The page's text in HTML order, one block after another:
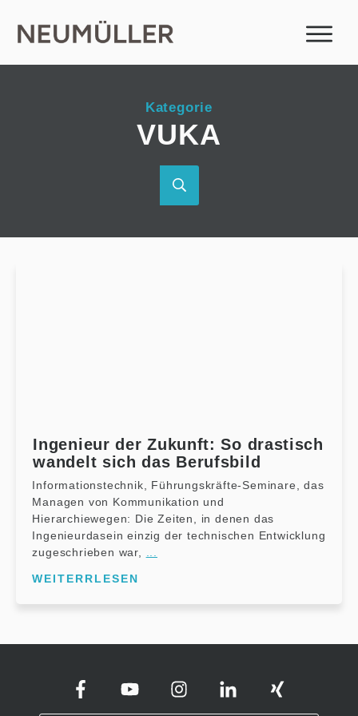
Kategorie
VUKA
Ingenieur der Zukunft: So drastisch
wandelt sich das Berufsbild
Informationstechnik, Führungskräfte-Seminare, das
Managen von Kommunikation und
Hierarchiewegen: Die Zeiten, in denen das
Ingenieurdasein einzig der technischen Entwicklung
zugeschrieben war,
WEITERRLESEN